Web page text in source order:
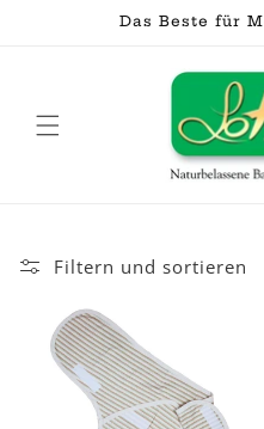
Das Beste für
Filtern und sortieren